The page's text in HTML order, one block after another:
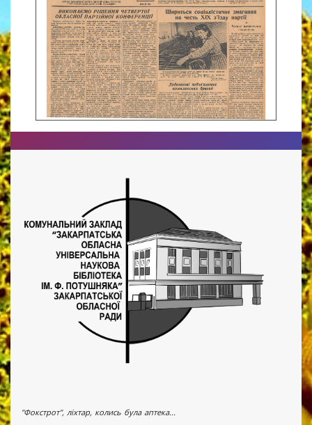
"Фокстрот", ліхтар, колись була аптека...